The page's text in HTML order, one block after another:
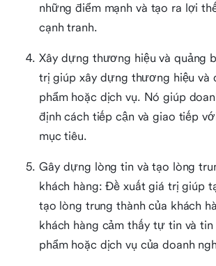
những điểm mạnh và tạo ra lợi
cạnh tranh.
Xây dựng thương hiệu và quảng
trị giúp xây dựng thương hiệu và
phẩm hoặc dịch vụ. Nó giúp
định cách tiếp cận và giao tiếp
mục tiêu.
Gây dựng lòng tin và tạo lòng
khách hàng: Đề xuất giá trị giúp
tạo lòng trung thành của khách
khách hàng cảm thấy tự tin và
phẩm hoặc dịch vụ của doanh